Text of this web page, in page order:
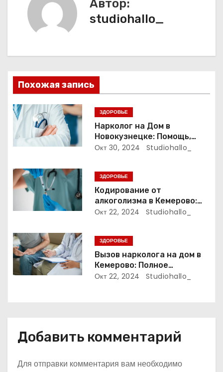
ц
и
я
п
о
а
с
я
Автор:
studiohallo_
Похожая запись
ЗДОРОВЬЕ
Нарколог на Дом в
Новокузнецке: Помощь,
Которая Всегда Рядом
Окт 30, 2024 Studiohallo_
ЗДОРОВЬЕ
Кодирование от
алкоголизма в Кемерово:
Полный путеводитель
Окт 22, 2024 Studiohallo_
ЗДОРОВЬЕ
Вызов нарколога на дом в
Кемерово: Полное
руководство
Окт 22, 2024 Studiohallo_
Добавить комментарий
Для отправки комментария вам необходимо